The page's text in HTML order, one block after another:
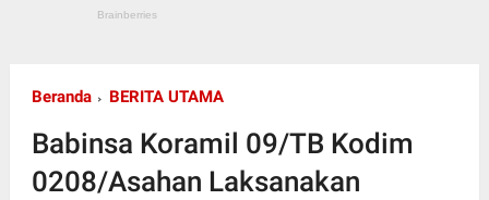
Beranda BERITA UTAMA
Babinsa Koramil 09/TB Kodim
0208/Asahan Laksanakan